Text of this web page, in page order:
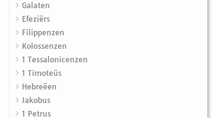
Galaten
Efeziërs
Filippenzen
Kolossenzen
1 Tessalonicenzen
1 Timoteüs
Hebreëen
Jakobus
1 Petrus